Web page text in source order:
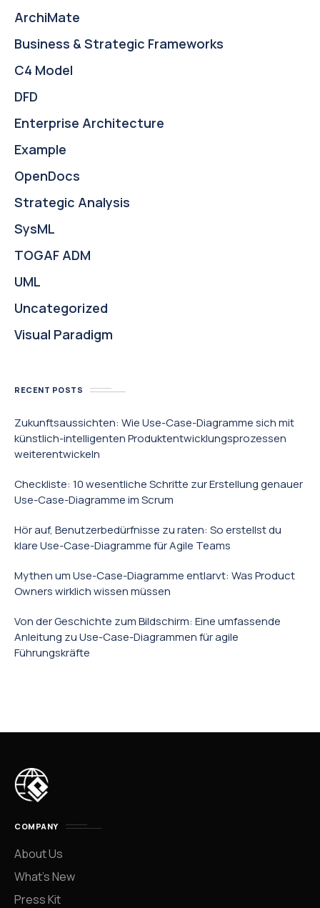
ArchiMate
Business & Strategic Frameworks
C4 Model
DFD
Enterprise Architecture
Example
OpenDocs
Strategic Analysis
SysML
TOGAF ADM
UML
Uncategorized
Visual Paradigm
RECENT POSTS
Zukunftsaussichten: Wie Use-Case-Diagramme sich mit
künstlich-intelligenten Produktentwicklungsprozessen
weiterentwickeln
Checkliste: 10 wesentliche Schritte zur Erstellung genauer
Use-Case-Diagramme im Scrum
Hör auf, Benutzerbedürfnisse zu raten: So erstellst du
klare Use-Case-Diagramme für Agile Teams
Mythen um Use-Case-Diagramme entlarvt: Was Product
Owners wirklich wissen müssen
Von der Geschichte zum Bildschirm: Eine umfassende
Anleitung zu Use-Case-Diagrammen für agile
Führungskräfte
COMPANY
About Us
What’s New
Press Kit